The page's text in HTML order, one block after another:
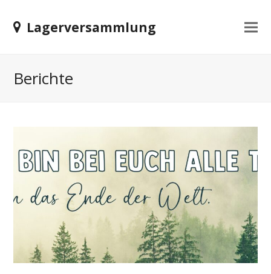
Lagerversammlung
Berichte